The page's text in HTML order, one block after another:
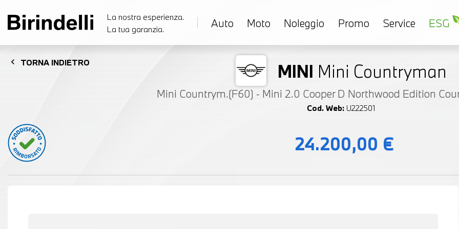
La nostra esperienza.
La tua garanzia.
Auto Moto Noleggio Promo Service ESG
chevron_left TORNA INDIETRO MINI Mini Countryman
Mini Countrym.(F60) - Mini 2.0 Cooper D Northwood Edition
Cod. Web: U222501
24.200,00 €